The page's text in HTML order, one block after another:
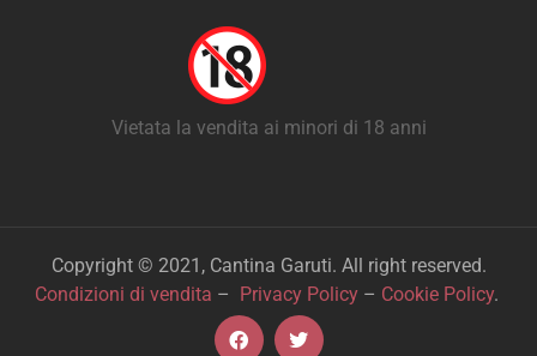
Vietata la vendita ai minori di 18 anni
Copyright © 2021, Cantina Garuti. All right reserved.
Condizioni di vendita – Privacy Policy– Cookie Policy.